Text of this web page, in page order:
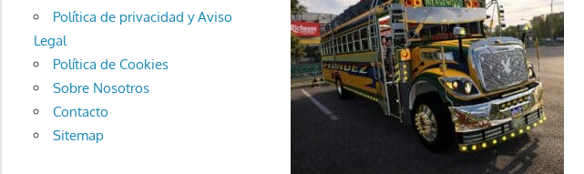
Política de privacidad y Aviso
Legal
Política de Cookies
Sobre Nosotros
Contacto
Sitemap